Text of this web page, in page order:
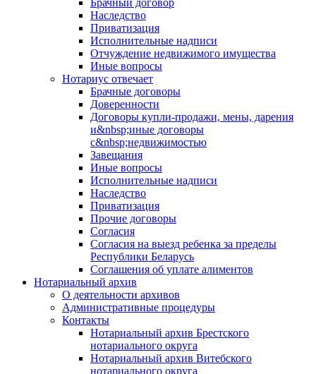
Брачный договор
Наследство
Приватизация
Исполнительные надписи
Отчуждение недвижимого имущества
Иные вопросы
Нотариус отвечает
Брачные договоры
Доверенности
Договоры купли-продажи, мены, дарения
и&nbsp;иные договоры
с&nbsp;недвижимостью
Завещания
Иные вопросы
Исполнительные надписи
Наследство
Приватизация
Прочие договоры
Согласия
Согласия на выезд ребенка за пределы
Республики Беларусь
Соглашения об уплате алиментов
Нотариальный архив
О деятельности архивов
Административные процедуры
Контакты
Нотариальный архив Брестского
нотариального округа
Нотариальный архив Витебского
нотариального округа